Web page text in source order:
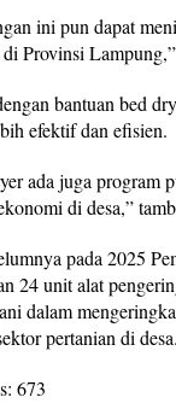
ini pun dapat
di Provinsi
bantuan bed
efektif dan efisien.
ada juga program
di desa,”
pada 2025
24 unit alat
dalam
pertanian di
673